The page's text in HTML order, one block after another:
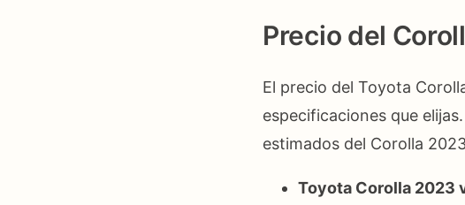
Precio del
El precio del Toyota
especificaciones que
estimados del Corolla
Toyota Corolla 2023